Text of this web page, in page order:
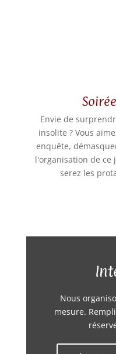
Envie de
insolite ? Vous
enquête,
l'organisation de ce
serez les
Nous
mesure.